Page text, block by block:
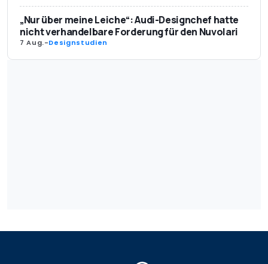
„Nur über meine Leiche“: Audi-Designchef hatte
nicht verhandelbare Forderung für den Nuvolari
7 Aug.-Designstudien